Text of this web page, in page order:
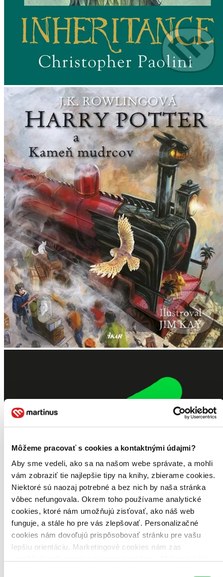
Môžeme pracovať s cookies a kontaktnými údajmi?
Aby sme vedeli, ako sa na našom webe správate, a mohli
vám zobraziť tie najlepšie tipy na knihy, zbierame cookies.
Niektoré sú naozaj potrebné a bez nich by naša stránka
vôbec nefungovala. Okrem toho používame analytické
cookies, ktoré nám umožňujú zisťovať, ako náš web
funguje, a stále ho pre vás zlepšovať. Personalizačné
cookies nám dovoľujú prispôsobovať stránku pre vašu
lepšiu orientáciu. Marketingové cookies nám zas